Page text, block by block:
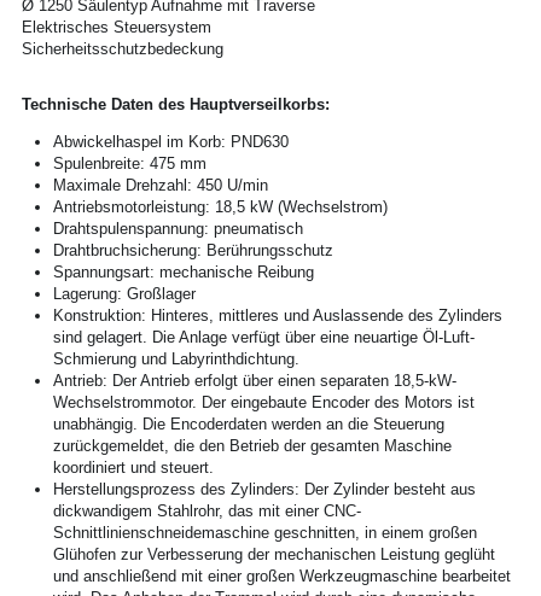
Ø 1250 Säulentyp Aufnahme mit Traverse
Elektrisches Steuersystem
Sicherheitsschutzbedeckung
Technische Daten des Hauptverseilkorbs:
Abwickelhaspel im Korb: PND630
Spulenbreite: 475 mm
Maximale Drehzahl: 450 U/min
Antriebsmotorleistung: 18,5 kW (Wechselstrom)
Drahtspulenspannung: pneumatisch
Drahtbruchsicherung: Berührungsschutz
Spannungsart: mechanische Reibung
Lagerung: Großlager
Konstruktion: Hinteres, mittleres und Auslassende des Zylinders
sind gelagert. Die Anlage verfügt über eine neuartige Öl-Luft-
Schmierung und Labyrinthdichtung.
Antrieb: Der Antrieb erfolgt über einen separaten 18,5-kW-
Wechselstrommotor. Der eingebaute Encoder des Motors ist
unabhängig. Die Encoderdaten werden an die Steuerung
zurückgemeldet, die den Betrieb der gesamten Maschine
koordiniert und steuert.
Herstellungsprozess des Zylinders: Der Zylinder besteht aus
dickwandigem Stahlrohr, das mit einer CNC-
Schnittlinienschneidemaschine geschnitten, in einem großen
Glühofen zur Verbesserung der mechanischen Leistung geglüht
und anschließend mit einer großen Werkzeugmaschine bearbeitet